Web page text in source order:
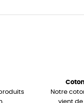
Notre